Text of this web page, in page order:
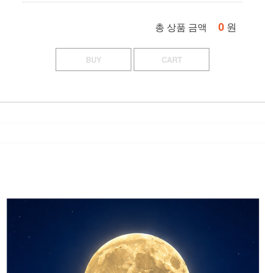
총 상품 금액 0 원
BUY CART